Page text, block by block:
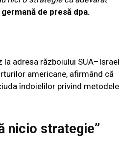
de presă dpa.
adresa războiului SUA–Israel
americane, afirmând că
îndoielilor privind metodele
nicio strategie”